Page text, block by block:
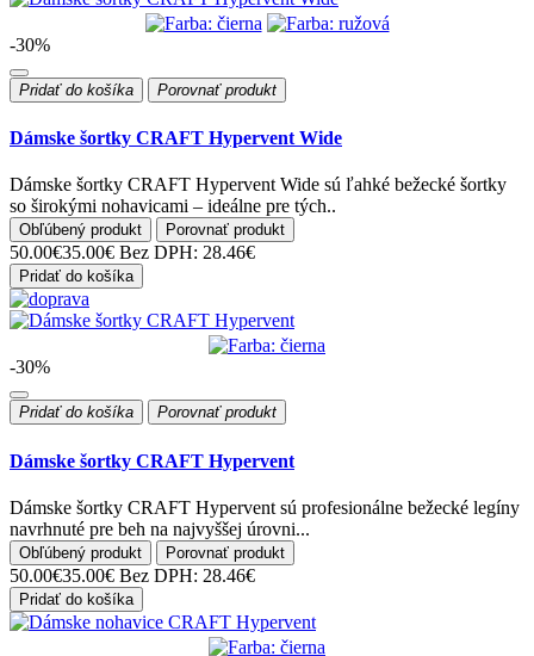
-30%
Pridať do košíka Porovnať produkt
Dámske šortky CRAFT Hypervent Wide
Dámske šortky CRAFT Hypervent Wide sú ľahké bežecké šortky
so širokými nohavicami – ideálne pre tých..
Obľúbený produkt Porovnať produkt
50.00€35.00€ Bez DPH: 28.46€
Pridať do košíka
-30%
Pridať do košíka Porovnať produkt
Dámske šortky CRAFT Hypervent
Dámske šortky CRAFT Hypervent sú profesionálne bežecké legíny
navrhnuté pre beh na najvyššej úrovni...
Obľúbený produkt Porovnať produkt
50.00€35.00€ Bez DPH: 28.46€
Pridať do košíka